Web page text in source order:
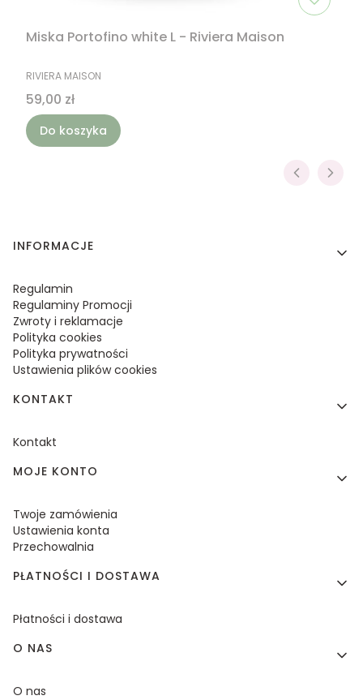
Miska Portofino white L - Riviera Maison
PRODUCENT
RIVIERA MAISON
Cena
59,00 zł
Do koszyka
Linki w stopce
INFORMACJE
Regulamin
Regulaminy Promocji
Zwroty i reklamacje
Polityka cookies
Polityka prywatności
Ustawienia plików cookies
KONTAKT
Kontakt
MOJE KONTO
Twoje zamówienia
Ustawienia konta
Przechowalnia
PŁATNOŚCI I DOSTAWA
Płatności i dostawa
O NAS
O nas